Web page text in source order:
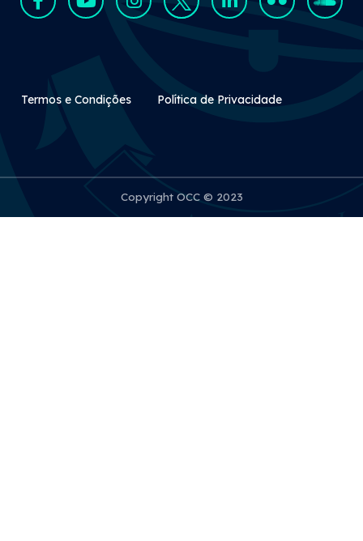
Rodapé Secundário
Termos e Condições Política de Privacidade
Copyright OCC © 2023